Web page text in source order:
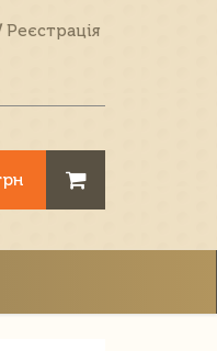
Реєстрація